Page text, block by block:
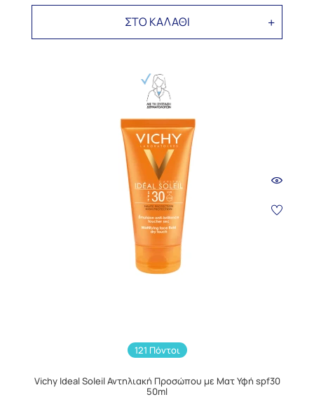
ΣΤΟ ΚΑΛΑΘΙ
121 Πόντοι
Vichy Ideal Soleil Αντηλιακή Προσώπου με Ματ Υφή spf30
50ml